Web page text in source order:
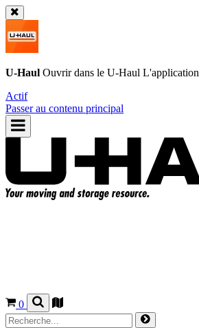
U-Haul Ouvrir dans le U-Haul L'application
Actif
Passer au contenu principal
0